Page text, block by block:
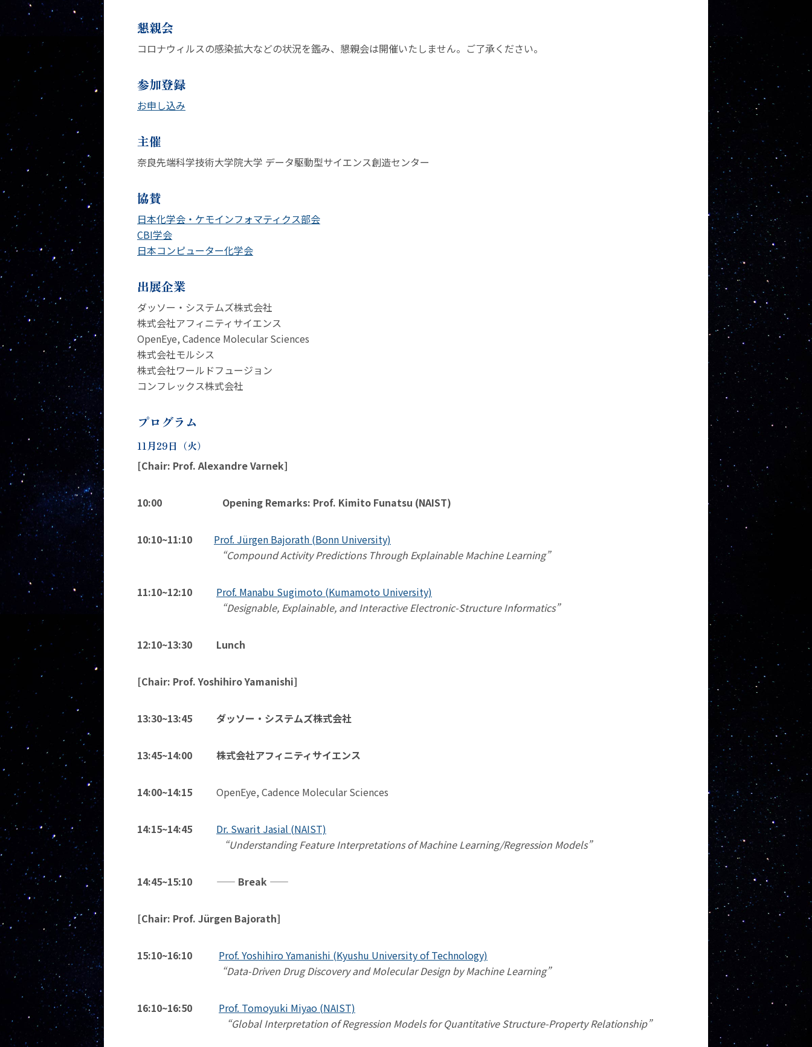
懇親会
コロナウィルスの感染拡大などの状況を鑑み、懇親会は開催いたしません。ご了承ください。
参加登録
お申し込み
主催
奈良先端科学技術大学院大学 データ駆動型サイエンス創造センター
協賛
日本化学会・ケモインフォマティクス部会
CBI学会
日本コンピューター化学会
出展企業
ダッソー・システムズ株式会社
株式会社アフィニティサイエンス
OpenEye, Cadence Molecular Sciences
株式会社モルシス
株式会社ワールドフュージョン
コンフレックス株式会社
プログラム
11月29日（火）
[Chair: Prof. Alexandre Varnek]
10:00 Opening Remarks: Prof. Kimito Funatsu (NAIST)
10:10~11:10
Prof. Jürgen Bajorath (Bonn University)
“Compound Activity Predictions Through Explainable Machine Learning”
11:10~12:10
Prof. Manabu Sugimoto (Kumamoto University)
“Designable, Explainable, and Interactive Electronic-Structure Informatics”
12:10~13:30 Lunch
[Chair: Prof. Yoshihiro Yamanishi]
13:30~13:45 ダッソー・システムズ株式会社
13:45~14:00 株式会社アフィニティサイエンス
14:00~14:15 OpenEye, Cadence Molecular Sciences
14:15~14:45 Dr. Swarit Jasial (NAIST)
“Understanding Feature Interpretations of Machine Learning/Regression Models”
14:45~15:10 —— Break ——
[Chair: Prof. Jürgen Bajorath]
15:10~16:10 Prof. Yoshihiro Yamanishi (Kyushu University of Technology)
“Data-Driven Drug Discovery and Molecular Design by Machine Learning”
16:10~16:50 Prof. Tomoyuki Miyao (NAIST)
“Global Interpretation of Regression Models for Quantitative Structure-Property Relationship”